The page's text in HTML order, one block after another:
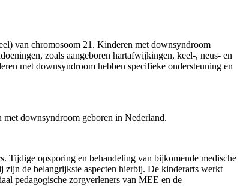
van chromosoom 21. Kinderen met downsyndroom
zoals aangeboren hartafwijkingen, keel-, neus- en
met downsyndroom hebben specifieke ondersteuning en
downsyndroom geboren in Nederland.
Tijdige opsporing en behandeling van bijkomende medische
zijn de belangrijkste aspecten hierbij. De kinderarts werkt
pedagogische zorgverleners van MEE en de